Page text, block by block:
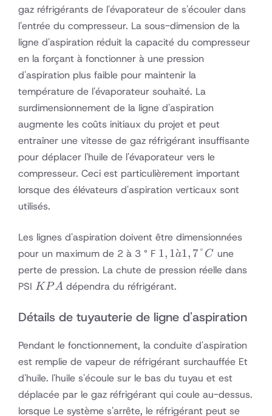
gaz réfrigérants de l'évaporateur de s'écouler dans
l'entrée du compresseur. La sous-dimension de la
ligne d'aspiration réduit la capacité du compresseur
en la forçant à fonctionner à une pression
d'aspiration plus faible pour maintenir la
température de l'évaporateur souhaité. La
surdimensionnement de la ligne d'aspiration
augmente les coûts initiaux du projet et peut
entraîner une vitesse de gaz réfrigérant insuffisante
pour déplacer l'huile de l'évaporateur vers le
compresseur. Ceci est particulièrement important
lorsque des élévateurs d'aspiration verticaux sont
utilisés.
Les lignes d'aspiration doivent être dimensionnées
pour un maximum de 2 à 3 ° F 1,1
à
1,7
°
1, 1a
ˋ1, 7° C une
perte de pression. La chute de pression réelle dans
PSI KPA
KPA dépendra du réfrigérant.
Détails de tuyauterie de ligne d'aspiration
Pendant le fonctionnement, la conduite d'aspiration
est remplie de vapeur de réfrigérant surchauffée Et
d'huile. l'huile s'écoule sur le bas du tuyau et est
déplacée par le gaz réfrigérant qui coule au-dessus.
lorsque Le système s'arrête, le réfrigérant peut se